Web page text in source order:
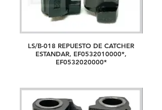
LS/B-018 REPUESTO DE CATCHER
ESTANDAR, EF0532010000*,
EF0532020000*